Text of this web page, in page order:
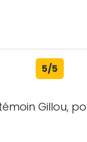
5/5
Gillou,